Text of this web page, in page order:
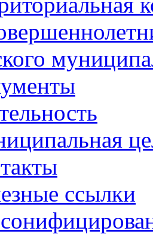
ссылки